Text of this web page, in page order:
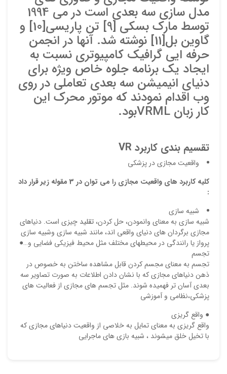
مدل سازي سه بعدي است در مي 1994
توسط مارك بسكي [9] تن پاريسي[10] و
گاوين بل[11] نوشته شد. آنها در انجمن
حرفه ايي گرافيك كامپيوتري نسبت به
ايجاد يك برنامه جلوه خاص ويژه براي
دنياي انيميشن سه بعدي تعاملي در روي
وب اقدام نمودند كه موتور محرك اين
كار زبان VRMLبود.
تقسیم بندی کاربرد VR
واقعیت مجازی در پزشکی
کلیه کاربرد های واقعیت مجازی را می توان در 3 مقوله زیر قرار داد
:
شبيه سازي
شبيه سازي به معناي وانمودن، حل كردن، تقليد چيزي است. دنياهاي
مجازي برگردان هاي دنياي واقعي اند، مانند شبيه سازي وشبيه سازي
پرواز يا رانندگي در محيطهاي مختلف مثل محيط فيزيكي فضايي و…●
تجسم
تجسم به معناي مجسم كردن قابل مشاهده ساختن به خصوص در
ذهن دنياهاي مجازي كه با نشان دادن اطلاعات به صورت تصاوير سه
بعدي آسان تر فهميده شوند. مثل تجسم هاي مجازي از فعاليت هاي
پزشكي،نظامي و آموزشي
● واقع گريزي
واقع گريزي به معناي تمايل به خلاصي از واقعيت دنياهاي مجازي كه
با تخيل خلق ميشوند ، شبيه بازي هاي ماجرايي